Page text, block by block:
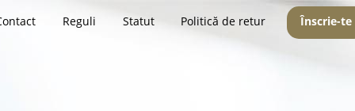
Reguli Statut Politică de retur Înscrie-te